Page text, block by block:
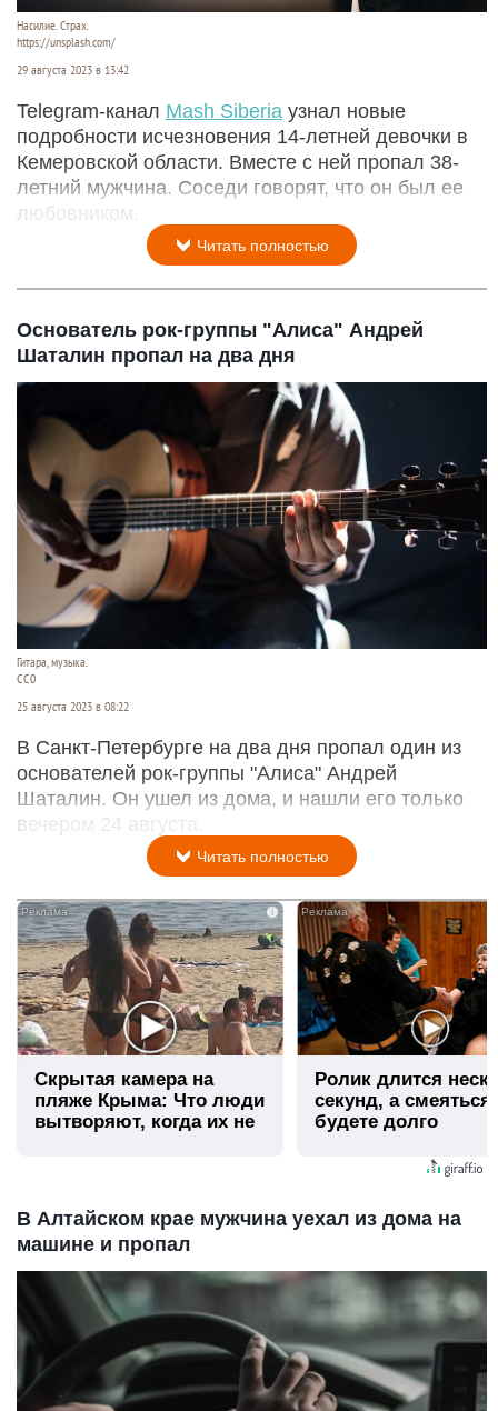
Насилие. Страх.
https://unsplash.com/
29 августа 2023 в 13:42
Telegram-канал Mash Siberia узнал новые
подробности исчезновения 14-летней девочки в
Кемеровской области. Вместе с ней пропал 38-
летний мужчина. Соседи говорят, что он был ее
любовником.
Читать полностью
Основатель рок-группы "Алиса" Андрей
Шаталин пропал на два дня
Гитара, музыка.
СС0
25 августа 2023 в 08:22
В Санкт-Петербурге на два дня пропал один из
основателей рок-группы "Алиса" Андрей
Шаталин. Он ушел из дома, и нашли его только
вечером 24 августа.
Читать полностью
i
Скрытая камера на
пляже Крыма: Что люди
вытворяют, когда их не
Ролик длится
секунд, а
будете долго
В Алтайском крае мужчина уехал из дома на
машине и пропал